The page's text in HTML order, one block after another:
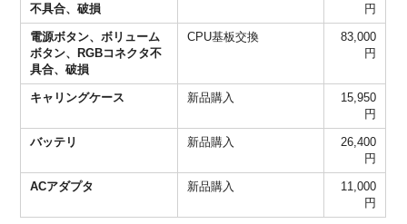
不具合、破損
円
電源ボタン、ボリューム
ボタン、RGBコネクタ不
具合、破損
CPU基板交換
83,000
円
キャリングケース 新品購入
15,950
円
バッテリ 新品購入
26,400
円
ACアダプタ 新品購入
11,000
円